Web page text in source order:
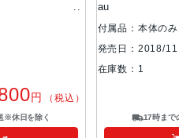
円 （税込）
※休日を除く
au
付属品：本体のみ
発売日：2018/11
在庫数：1
17時まで